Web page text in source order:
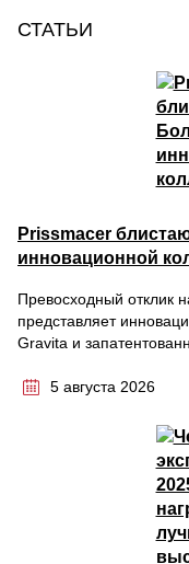
СТАТЬИ
Prissmacer
инновационной
Превосходный отклик
представляет
Gravita и
5 августа 2026